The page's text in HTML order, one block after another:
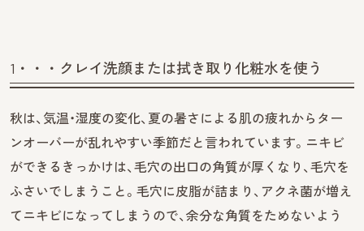
1・・・クレイ洗顔または拭き取り化粧水を使う
秋は、気温・湿度の変化、夏の暑さによる肌の疲れからター
ンオーバーが乱れやすい季節だと言われています。ニキビ
ができるきっかけは、毛穴の出口の角質が厚くなり、毛穴を
ふさいでしまうこと。毛穴に皮脂が詰まり、アクネ菌が増え
てニキビになってしまうので、余分な角質をためないよう